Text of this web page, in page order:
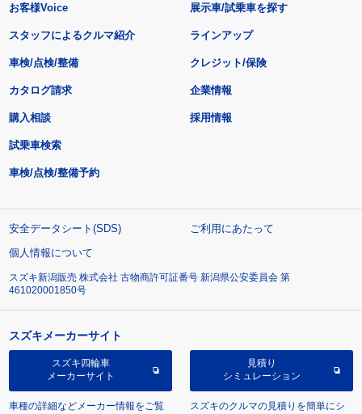
お客様Voice
スタッフによるクルマ紹介
展示車/試乗車を探す
ラインアップ
車検/点検/整備 クレジット/保険
カタログ請求
購入相談
試乗車検索
車検/点検/整備予約
企業情報
採用情報
安全データシート(SDS)
ご利用にあたって
個人情報について
スズキ新潟販売 株式会社 古物商許可証番号 新潟県公安委員会 第
461020001850号
スズキメーカーサイト
スズキ四輪車
メーカーサイト
車種の詳細などメーカー情報をご覧
見積り
シミュレーション
スズキのクルマの見積りを簡単にシ